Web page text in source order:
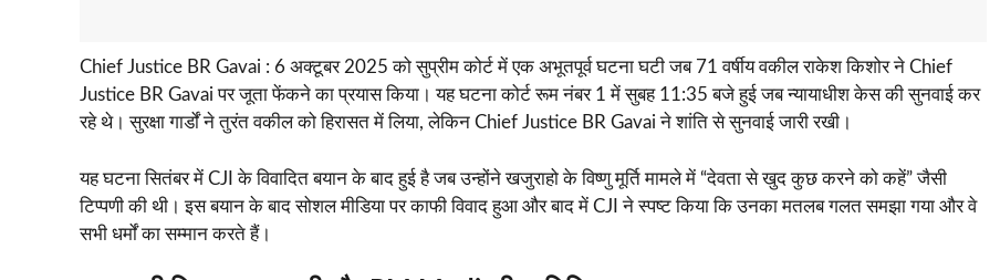
Chief Justice BR Gavai : 6 अक्टूबर 2025 को सुप्रीम कोर्ट में एक अभूतपूर्व घटना घटी जब 71 वर्षीय वकील राकेश किशोर ने Chief
Justice BR Gavai पर जूता फेंकने का प्रयास किया। यह घटना कोर्ट रूम नंबर 1 में सुबह 11:35 बजे हुई जब न्यायाधीश केस की सुनवाई कर
रहे थे। सुरक्षा गार्डों ने तुरंत वकील को हिरासत में लिया, लेकिन Chief Justice BR Gavai ने शांति से सुनवाई जारी रखी।
यह घटना सितंबर में CJI के विवादित बयान के बाद हुई है जब उन्होंने खजुराहो के विष्णु मूर्ति मामले में “देवता से खुद कुछ करने को कहें” जैसी
टिप्पणी की थी। इस बयान के बाद सोशल मीडिया पर काफी विवाद हुआ और बाद में CJI ने स्पष्ट किया कि उनका मतलब गलत समझा गया और वे
सभी धर्मों का सम्मान करते हैं।